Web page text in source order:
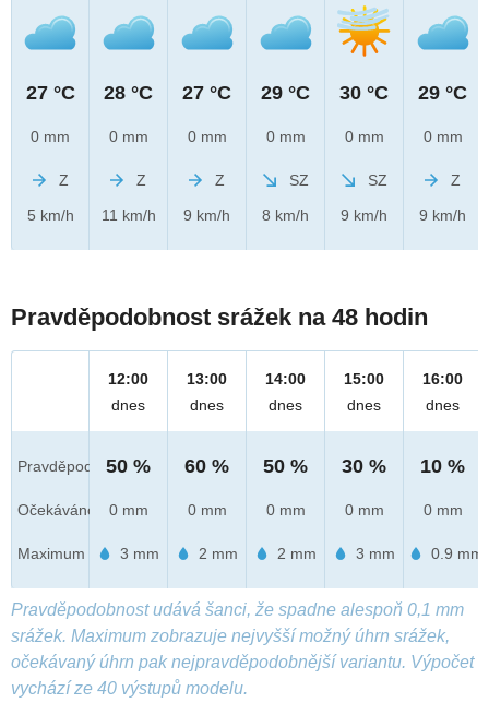
27 °C
0 mm
Z
5 km/h
28 °C
0 mm
Z
11 km/h
27 °C
0 mm
Z
9 km/h
29 °C
0 mm
SZ
8 km/h
30 °C
0 mm
SZ
9 km/h
29 °C
0 mm
Z
9 km/h
Pravděpodobnost srážek na 48 hodin
Pravděpod.
Očekáváno
Maximum
12:00
dnes
50 %
0 mm
3 mm
13:00
dnes
60 %
0 mm
2 mm
14:00
dnes
50 %
0 mm
2 mm
15:00
dnes
30 %
0 mm
3 mm
16:00
dnes
10 %
0 mm
0.9 mm
Pravděpodobnost udává šanci, že spadne alespoň 0,1 mm
srážek. Maximum zobrazuje nejvyšší možný úhrn srážek,
očekávaný úhrn pak nejpravděpodobnější variantu. Výpočet
vychází ze 40 výstupů modelu.